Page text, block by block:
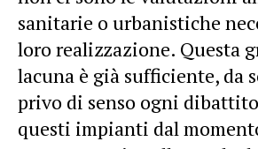
sanitarie o urbanistiche
loro realizzazione. Questa
lacuna è già sufficiente, da
privo di senso ogni
questi impianti dal